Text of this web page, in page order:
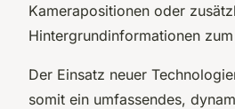
Kamerapositionen oder
Hintergrundinformationen
Der Einsatz neuer
somit ein umfassendes,